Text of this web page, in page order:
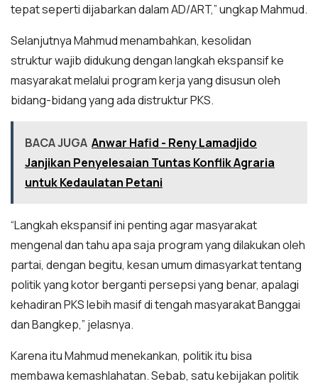
tepat seperti dijabarkan dalam AD/ART,” ungkap Mahmud.
Selanjutnya Mahmud menambahkan, kesolidan
struktur wajib didukung dengan langkah ekspansif ke
masyarakat melalui program kerja yang disusun oleh
bidang-bidang yang ada distruktur PKS.
BACA JUGA Anwar Hafid - Reny Lamadjido
Janjikan Penyelesaian Tuntas Konflik Agraria
untuk Kedaulatan Petani
“Langkah ekspansif ini penting agar masyarakat
mengenal dan tahu apa saja program yang dilakukan oleh
partai, dengan begitu, kesan umum dimasyarkat tentang
politik yang kotor berganti persepsi yang benar, apalagi
kehadiran PKS lebih masif di tengah masyarakat Banggai
dan Bangkep,” jelasnya.
Karena itu Mahmud menekankan, politik itu bisa
membawa kemashlahatan. Sebab, satu kebijakan politik